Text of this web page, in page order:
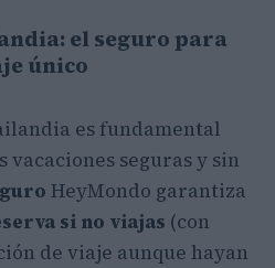
el seguro para
único
es fundamental
seguras y sin
HeyMondo garantiza
si no viajas (con
de viaje aunque hayan